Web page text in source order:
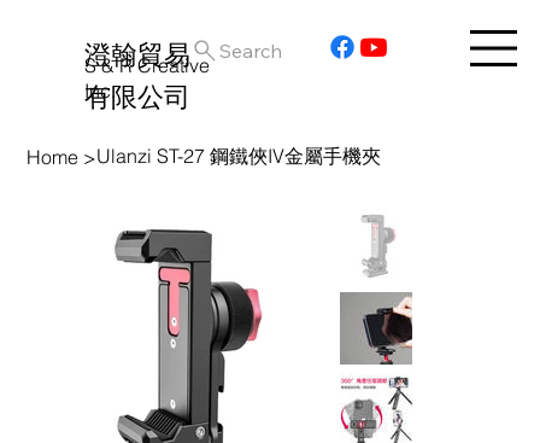
澄翰貿易
有限公司
S & R Creative
Inc.
Search
Home >Ulanzi ST-27 鋼鐵俠IV金屬手機夾